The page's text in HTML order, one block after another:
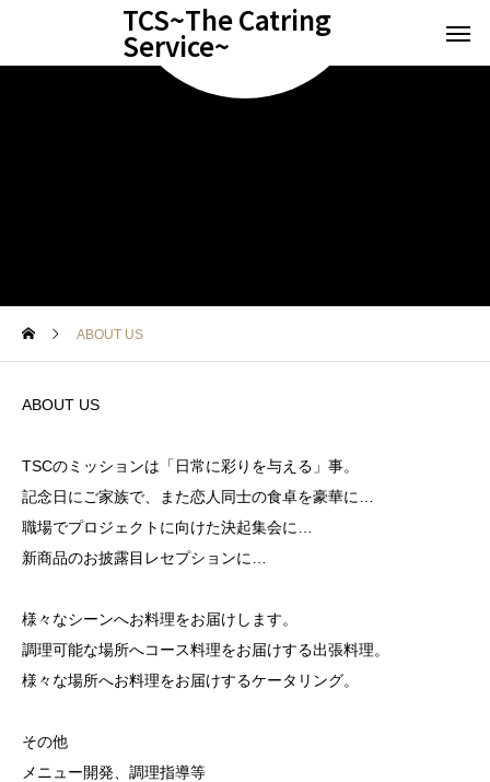
TCS~The Catring
Service~
ABOUT US
ABOUT US
TSCのミッションは「日常に彩りを与える」事。
記念日にご家族で、また恋人同士の食卓を豪華に…
職場でプロジェクトに向けた決起集会に…
新商品のお披露目レセプションに…
様々なシーンへお料理をお届けします。
調理可能な場所へコース料理をお届けする出張料理。
様々な場所へお料理をお届けするケータリング。
その他
メニュー開発、調理指導等